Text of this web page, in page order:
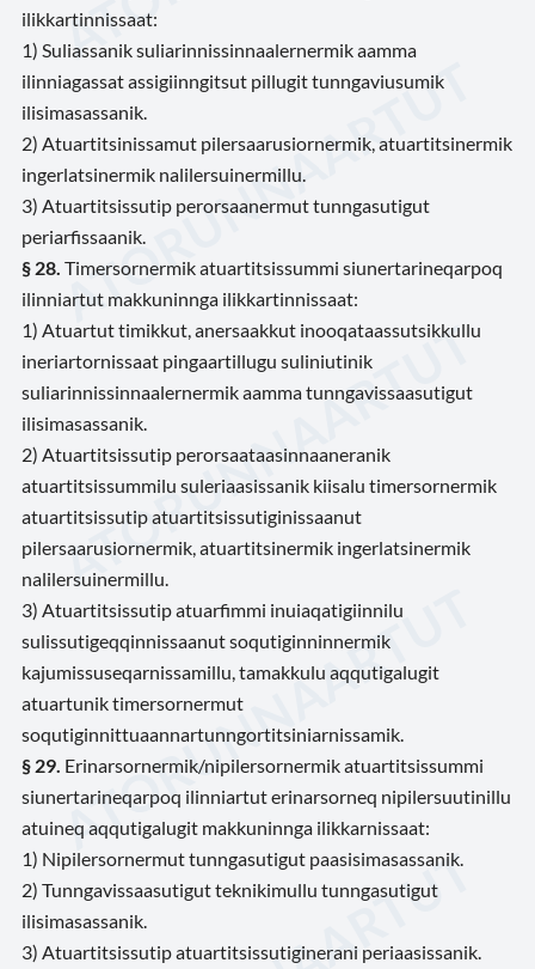
ilikkartinnissaat:
1) Suliassanik suliarinnissinnaalernermik aamma
ilinniagassat assigiinngitsut pillugit tunngaviusumik
ilisimasassanik.
2) Atuartitsinissamut pilersaarusiornermik, atuartitsinermik
ingerlatsinermik nalilersuinermillu.
3) Atuartitsissutip perorsaanermut tunngasutigut
periarfissaanik.
§ 28. Timersornermik atuartitsissummi siunertarineqarpoq
ilinniartut makkuninnga ilikkartinnissaat:
1) Atuartut timikkut, anersaakkut inooqataassutsikkullu
ineriartornissaat pingaartillugu suliniutinik
suliarinnissinnaalernermik aamma tunngavissaasutigut
ilisimasassanik.
2) Atuartitsissutip perorsaataasinnaaneranik
atuartitsissummilu suleriaasissanik kiisalu timersornermik
atuartitsissutip atuartitsissutiginissaanut
pilersaarusiornermik, atuartitsinermik ingerlatsinermik
nalilersuinermillu.
3) Atuartitsissutip atuarfimmi inuiaqatigiinnilu
sulissutigeqqinnissaanut soqutiginninnermik
kajumissuseqarnissamillu, tamakkulu aqqutigalugit
atuartunik timersornermut
soqutiginnittuaannartunngortitsiniarnissamik.
§ 29. Erinarsornermik/nipilersornermik atuartitsissummi
siunertarineqarpoq ilinniartut erinarsorneq nipilersuutinillu
atuineq aqqutigalugit makkuninnga ilikkarnissaat:
1) Nipilersornermut tunngasutigut paasisimasassanik.
2) Tunngavissaasutigut teknikimullu tunngasutigut
ilisimasassanik.
3) Atuartitsissutip atuartitsissutiginerani periaasissanik.